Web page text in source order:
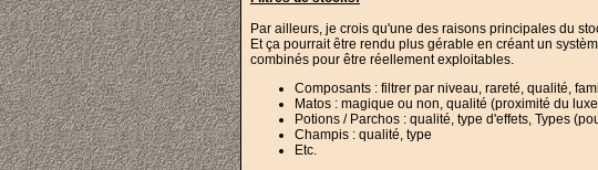
Par ailleurs, je crois qu'une des raisons principales du
Et ça pourrait être rendu plus gérable en créant un
combinés pour être réellement exploitables.
Composants : filtrer par niveau, rareté, qualité,
Matos : magique ou non, qualité (proximité du
Potions / Parchos : qualité, type d'effets, Types
Champis : qualité, type
Etc.